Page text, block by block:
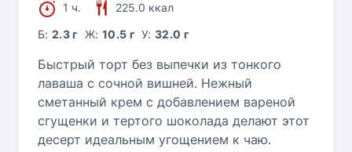
1 ч.
225.0 ккал
Б:2.3 г Ж: 10.5 г У:32.0 г
Быстрый торт без выпечки из тонкого
лаваша с сочной вишней. Нежный
сметанный крем с добавлением вареной
сгущенки и тертого шоколада делают этот
десерт идеальным угощением к чаю.